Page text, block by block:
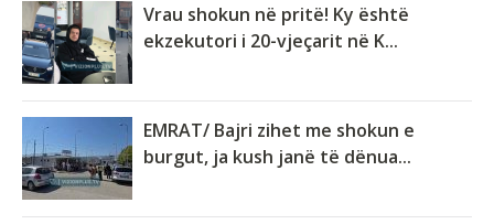
Vrau shokun në pritë! Ky është
ekzekutori i 20-vjeçarit në K...
EMRAT/ Bajri zihet me shokun e
burgut, ja kush janë të dënua...